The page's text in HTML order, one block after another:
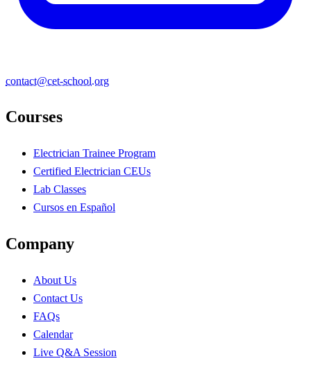
contact@cet-school.org
Courses
Electrician Trainee Program
Certified Electrician CEUs
Lab Classes
Cursos en Español
Company
About Us
Contact Us
FAQs
Calendar
Live Q&A Session